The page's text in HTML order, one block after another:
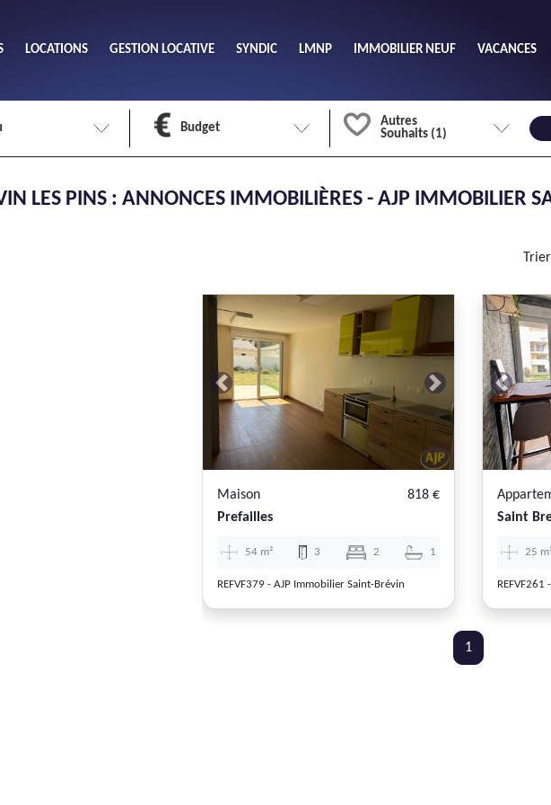
LOCATIONS GESTION LOCATIVE SYNDIC LMNP IMMOBILIER NEUF VACANCES
Budget
min
Autres
Souhaits (1)
1
2 3
4 plus
m²
LES PINS : ANNONCES IMMOBILIÈRES - AJP IMMOBILIER
Previous Next
Maison
818 €
Prefailles
54 m² 3 2 1
REFVF379 - AJP Immobilier Saint-Brévin
Previous
Saint
25
1